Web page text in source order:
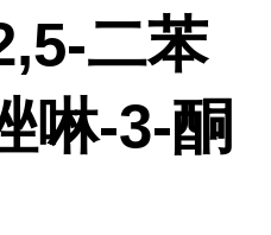
二苯
啉-3-酮